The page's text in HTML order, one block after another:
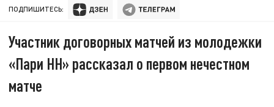
ПОДПИШИТЕСЬ:
Участник договорных матчей из молодежки
«Пари НН» рассказал о первом нечестном
матче